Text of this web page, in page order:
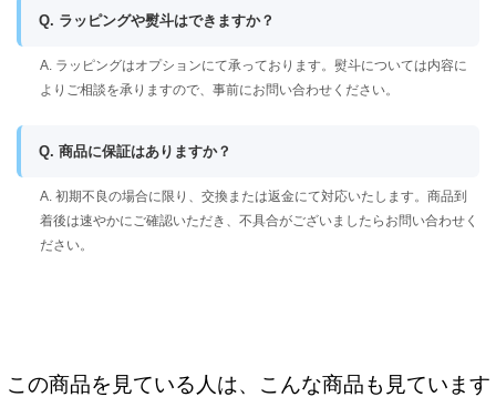
Q. ラッピングや熨斗はできますか？
A. ラッピングはオプションにて承っております。熨斗については内容に
よりご相談を承りますので、事前にお問い合わせください。
Q. 商品に保証はありますか？
A. 初期不良の場合に限り、交換または返金にて対応いたします。商品到
着後は速やかにご確認いただき、不具合がございましたらお問い合わせく
ださい。
この商品を見ている人は、こんな商品も見ています